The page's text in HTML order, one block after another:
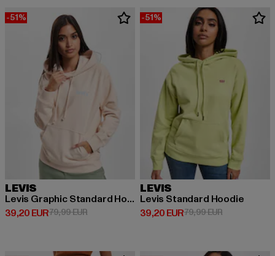
-51%
LEVIS
Levis Graphic Standard Hoodie
39,20 EUR
Derzeitiger Preis: 39,20 EUR
79,99 EURAktionspreis: 79,99 EUR
-51%
LEVIS
Levis Standard Hoodie
39,20 EUR
Derzeitiger Preis: 39,20 EUR
79,99 EURAktionspreis: